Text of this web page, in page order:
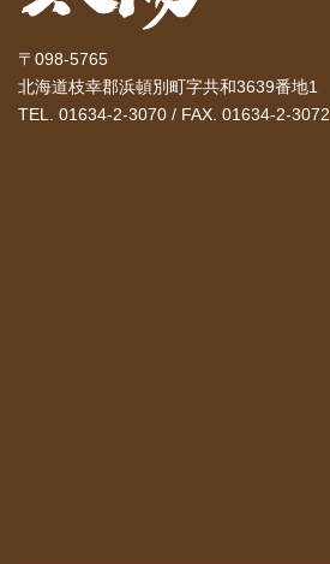
〒098-5765
北海道枝幸郡浜頓別町字共和3639番地1
TEL. 01634-2-3070 / FAX. 01634-2-3072